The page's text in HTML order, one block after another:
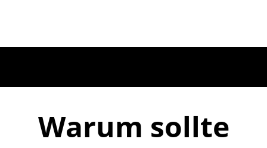
Warum sollte